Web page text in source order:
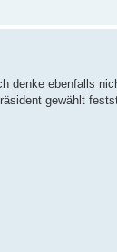
denke ebenfalls
gewählt